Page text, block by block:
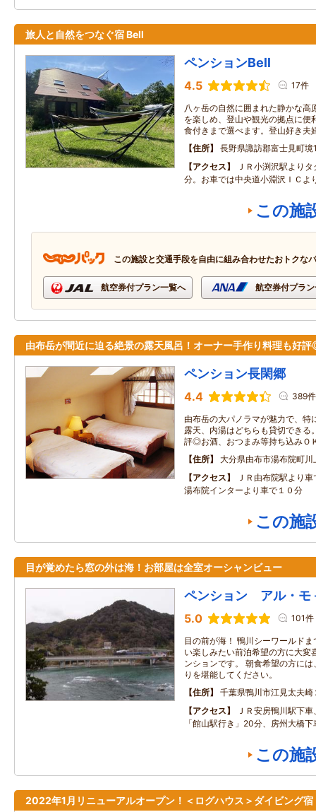
旅人と自然をつなぐ宿 Bell
ペンションBell
4.5 17件
八ヶ岳の自然に囲まれた静かな高
を楽しめ、登山や観光の拠点に便
食付きまで選べます。登山好き夫
住所
長野県諏訪郡富士見町境
アクセス
ＪＲ小渕沢駅より
分。お車では中央道小淵沢ＩＣよ
この施
この施設と交通手段を自由に組み合わせたおトクな
航空券付プラン一覧へ 航空券付プラ
由布岳が間近に迫る絶景の露天風呂！オーナー手作り料理も好
ペンション長閑郷
4.4 389件
由布岳の大パノラマが魅力で、特
露天、内湯はどちらも貸切できる
評◎お酒、おつまみ等持ち込みＯ
住所
大分県由布市湯布院町
アクセス
ＪＲ由布院駅より
湯布院インターより車で１０分
この施
目が覚めたら窓の外は海！お部屋は全室オーシャンビュー
ペンション アル・モ
5.0 101件
目の前が海！ 鴨川シーワールド
い楽しみたい前泊希望の方に大変
ンションです。 朝食希望の方に
りを堪能してください。
住所
千葉県鴨川市江見太夫崎
アクセス
ＪＲ安房鴨川駅下
「館山駅行き」20分、房州大橋
この施
2022年1月リニューアルオープン！＜ログハウス＞ダイビング宿